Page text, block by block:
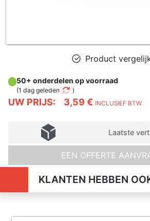
Product
UW PRIJS: 3,59 € INCLUSIEF BTW
50+ onderdelen op voorraad
(1 dag geleden )
Laatste
EEN OFFERTE
KLANTEN HEBBEN